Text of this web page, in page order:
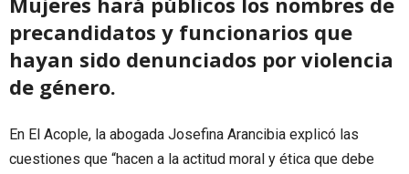
precandidatos y funcionarios que
hayan sido denunciados por violencia
de género.
En El Acople, la abogada Josefina Arancibia explicó las
cuestiones que “hacen a la actitud moral y ética que debe